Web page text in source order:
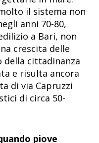
il sistema non
anni 70-80,
a Bari, non
crescita delle
della cittadinanza
e risulta ancora
di via Capruzzi
di circa 50-
piove